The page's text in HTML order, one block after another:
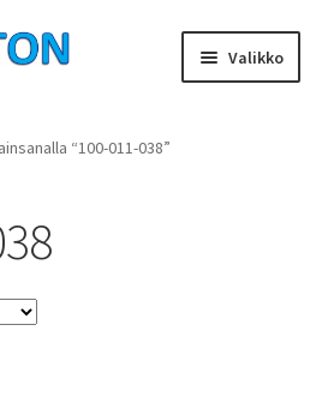
Valikko
“100-011-038”